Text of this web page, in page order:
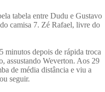
tabela entre Dudu e Gustavo
camisa 7. Zé Rafael, livre do
minutos depois de rápida troca
assustando Weverton. Aos 29
de média distância e viu a
seguir.